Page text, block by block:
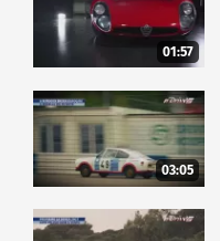
01:57
03:05